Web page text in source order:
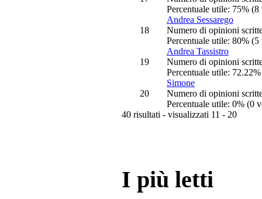
Percentuale utile: 75%
18
Andrea Sessarego
Numero di opinioni
Percentuale utile: 80%
19
Andrea Tassistro
Numero di opinioni
Percentuale utile:
20
Simone
Numero di opinioni
Percentuale utile: 0% (0
40 risultati - visualizzati 11 - 20
I più letti